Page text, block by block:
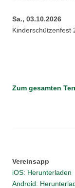
Sa., 03.10.2026
Kinderschützenfest
Zum gesamten
Vereinsapp
iOS: Herunterladen
Android: